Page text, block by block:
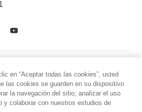
en “Aceptar todas las cookies”, usted
las cookies se guarden en su dispositivo
la navegación del sitio, analizar el uso
y colaborar con nuestros estudios de